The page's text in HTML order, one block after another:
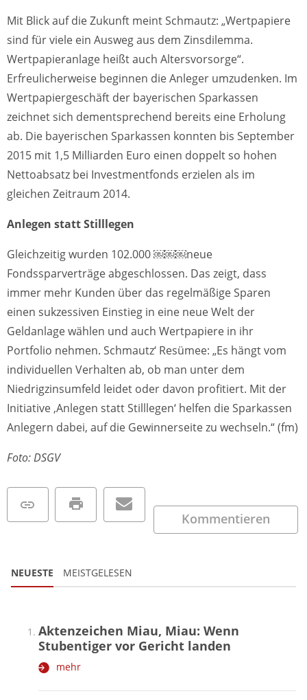
Mit Blick auf die Zukunft meint Schmautz: „Wertpapiere
sind für viele ein Ausweg aus dem Zinsdilemma.
Wertpapieranlage heißt auch Altersvorsorge“.
Erfreulicherweise beginnen die Anleger umzudenken. Im
Wertpapiergeschäft der bayerischen Sparkassen
zeichnet sich dementsprechend bereits eine Erholung
ab. Die bayerischen Sparkassen konnten bis September
2015 mit 1,5 Milliarden Euro einen doppelt so hohen
Nettoabsatz bei Investmentfonds erzielen als im
gleichen Zeitraum 2014.
Anlegen statt Stilllegen
Gleichzeitig wurden 102.000 ￼￼￼neue
Fondssparverträge abgeschlossen. Das zeigt, dass
immer mehr Kunden über das regelmäßige Sparen
einen sukzessiven Einstieg in eine neue Welt der
Geldanlage wählen und auch Wertpapiere in ihr
Portfolio nehmen. Schmautz‘ Resümee: „Es hängt vom
individuellen Verhalten ab, ob man unter dem
Niedrigzinsumfeld leidet oder davon profitiert. Mit der
Initiative ‚Anlegen statt Stilllegen‘ helfen die Sparkassen
Anlegern dabei, auf die Gewinnerseite zu wechseln.“ (fm)
Foto: DSGV
Kommentieren
NEUESTE MEISTGELESEN
Aktenzeichen Miau, Miau: Wenn
Stubentiger vor Gericht landen
mehr